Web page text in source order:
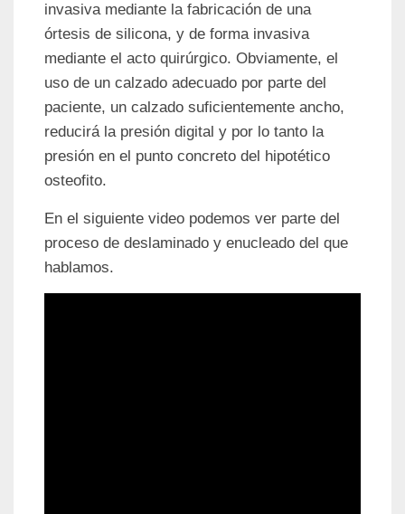
invasiva mediante la fabricación de una
órtesis de silicona, y de forma invasiva
mediante el acto quirúrgico. Obviamente, el
uso de un calzado adecuado por parte del
paciente, un calzado suficientemente ancho,
reducirá la presión digital y por lo tanto la
presión en el punto concreto del hipotético
osteofito.
En el siguiente video podemos ver parte del
proceso de deslaminado y enucleado del que
hablamos.